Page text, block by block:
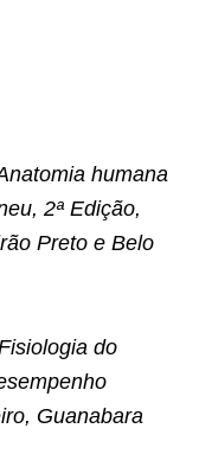
humana
2ª Edição,
Preto e Belo
do
Guanabara